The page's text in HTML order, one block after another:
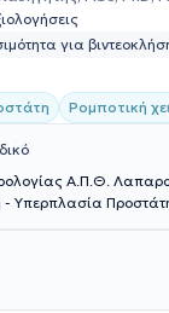
για
Ρομποτική
Α.Π.Θ.
Λιθίαση - Υπερπλασία